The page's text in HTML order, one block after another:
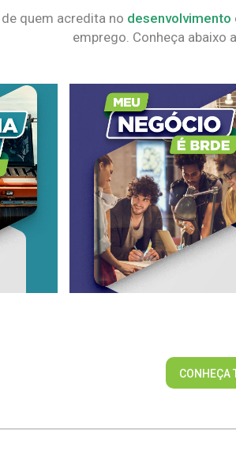
quem acredita no desenvolvimento
emprego. Conheça abaixo
CONHEÇA